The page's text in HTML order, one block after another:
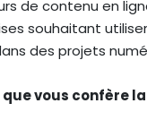
de contenu en
souhaitant
des projets
vous confère